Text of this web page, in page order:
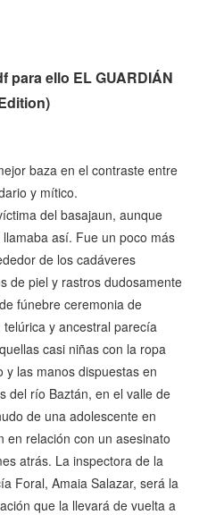
para ello EL GUARDIÁN
baza en el contraste entre
y mítico.
del basajaun, aunque
así. Fue un poco más
de los cadáveres
de piel y rastros dudosamente
fúnebre ceremonia de
y ancestral parecía
casi niñas con la ropa
y las manos dispuestas en
del río Baztán, en el valle de
de una adolescente en
en relación con un asesinato
atrás. La inspectora de la
Foral, Amaia Salazar, será la
que la llevará de vuelta a